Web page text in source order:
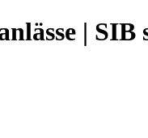
| SIB